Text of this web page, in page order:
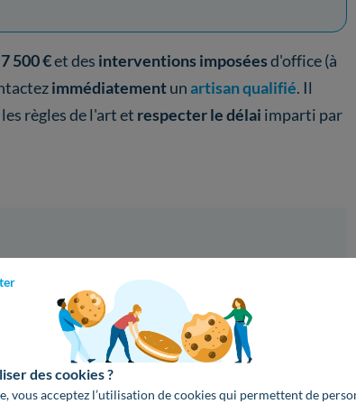
des cookies ?
vous acceptez l’utilisation de cookies qui permettent de
7 500 €et des interventions imposéesd'office (à
immédiatementunartisan qualifié. Il
règles de l'art et respecter le délai imparti par
la Rédaction et de la Traduction, Hanna rejoint
d’aider, elle a pour objectif de vous guider vers
et responsable !